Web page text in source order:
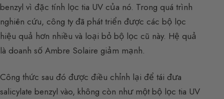
benzyl vì đặc tính lọc tia UV của nó. Trong quá trình
nghiên cứu, công ty đã phát triển được các bộ lọc
hiệu quả hơn nhiều và loại bỏ bộ lọc cũ này. Hệ quả
là doanh số Ambre Solaire giảm mạnh.
Công thức sau đó được điều chỉnh lại để tái đưa
salicylate benzyl vào, không còn như một bộ lọc tia UV